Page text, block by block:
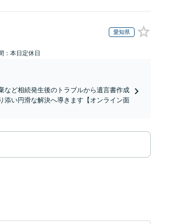
愛知県
：本日定休日
など相続発生後のトラブルから遺言書作成
添い円滑な解決へ導きます【オンライン面